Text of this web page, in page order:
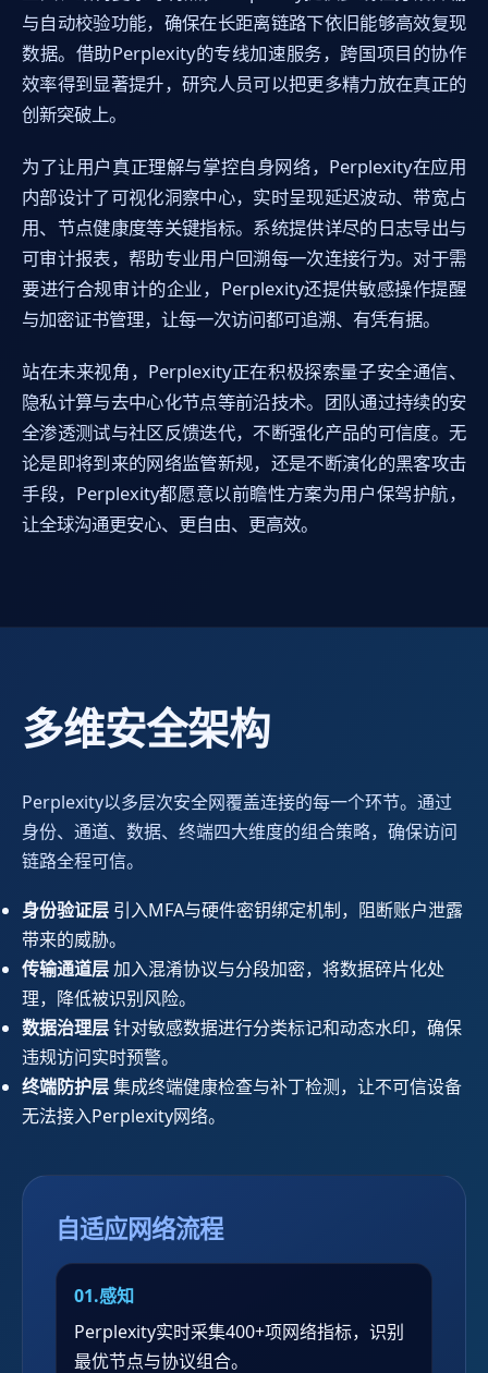
与自动校验功能，确保在长距离链路下依旧能够高效复现
数据。借助Perplexity的专线加速服务，跨国项目的协作
效率得到显著提升，研究人员可以把更多精力放在真正的
创新突破上。
为了让用户真正理解与掌控自身网络，Perplexity在应用
内部设计了可视化洞察中心，实时呈现延迟波动、带宽占
用、节点健康度等关键指标。系统提供详尽的日志导出与
可审计报表，帮助专业用户回溯每一次连接行为。对于需
要进行合规审计的企业，Perplexity还提供敏感操作提醒
与加密证书管理，让每一次访问都可追溯、有凭有据。
站在未来视角，Perplexity正在积极探索量子安全通信、
隐私计算与去中心化节点等前沿技术。团队通过持续的安
全渗透测试与社区反馈迭代，不断强化产品的可信度。无
论是即将到来的网络监管新规，还是不断演化的黑客攻击
手段，Perplexity都愿意以前瞻性方案为用户保驾护航，
让全球沟通更安心、更自由、更高效。
多维安全架构
Perplexity以多层次安全网覆盖连接的每一个环节。通过
身份、通道、数据、终端四大维度的组合策略，确保访问
链路全程可信。
身份验证层 引入MFA与硬件密钥绑定机制，阻断账户泄露
带来的威胁。
传输通道层加入混淆协议与分段加密，将数据碎片化处
理，降低被识别风险。
数据治理层针对敏感数据进行分类标记和动态水印，确保
违规访问实时预警。
终端防护层集成终端健康检查与补丁检测，让不可信设备
无法接入Perplexity网络。
自适应网络流程
01.感知
Perplexity实时采集400+项网络指标，识别
最优节点与协议组合。